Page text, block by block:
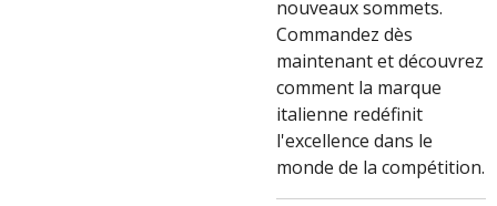
nouveaux sommets.
Commandez dès
maintenant et découvrez
comment la marque
italienne redéfinit
l'excellence dans le
monde de la compétition.